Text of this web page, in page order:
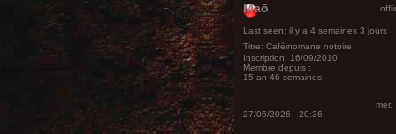
Maō
Last seen: il y a 4 semaines 3 jours
Titre: Caféinomane notoire
Inscription: 16/09/2010
Membre depuis :
15 an 46 semaines
mer,
27/05/2026 - 20:36